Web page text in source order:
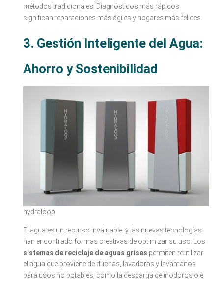
métodos tradicionales. Diagnósticos más rápidos
significan reparaciones más ágiles y hogares más felices.
3. Gestión Inteligente del Agua:
Ahorro y Sostenibilidad
hydraloop
El agua es un recurso invaluable, y las nuevas tecnologías
han encontrado formas creativas de optimizar su uso. Los
sistemas de reciclaje de aguas grises permiten reutilizar
el agua que proviene de duchas, lavadoras y lavamanos
para usos no potables, como la descarga de inodoros o el